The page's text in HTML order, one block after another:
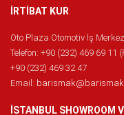
İRTİBAT KUR
Oto Plaza Otomotiv İş
Telefon: +90 (232) 469 69 11
+90 (232) 469 32 47
Email:
İSTANBUL SHOWROOM